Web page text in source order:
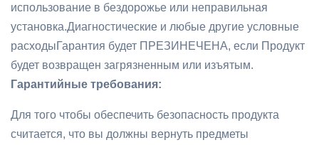
использование в бездорожье или неправильная
установка.Диагностические и любые другие условные
расходыГарантия будет ПРЕЗИНЕЧЕНА, если Продукт
будет возвращен загрязненным или изъятым.
Гарантийные требования:
Для того чтобы обеспечить безопасность продукта
считается, что вы должны вернуть предметы